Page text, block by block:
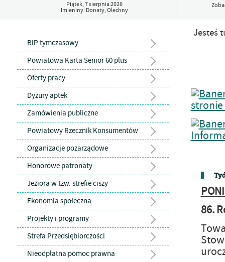
Piątek,7sierpnia2026
Imieniny: Donaty, Olechny
BIP tymczasowy
Powiatowa Karta Senior 60 plus
Oferty pracy
Dyżury aptek
Zamówienia publiczne
Powiatowy Rzecznik Konsumentów
Organizacje pozarządowe
Honorowe patronaty
Jeziora w tzw. strefie ciszy
Ekonomia społeczna
Projekty i programy
Strefa Przedsiębiorczości
Nieodpłatna pomoc prawna
Jesteś
86.